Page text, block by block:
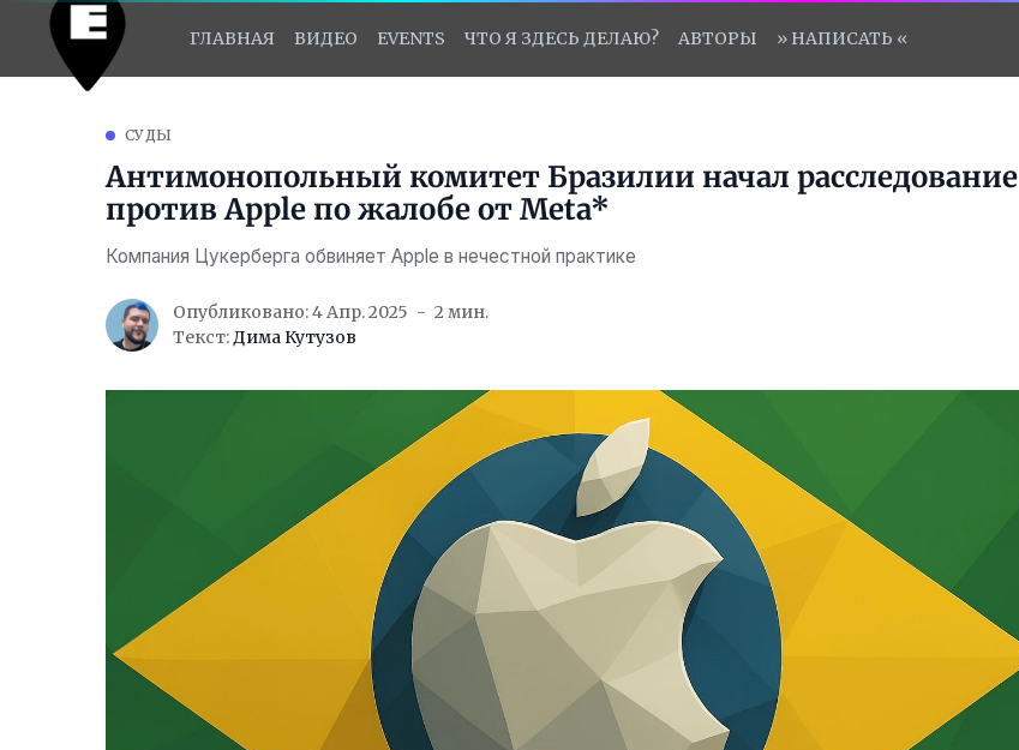
ГЛАВНАЯ ВИДЕО EVENTS ЧТО Я ЗДЕСЬ ДЕЛАЮ? АВТОРЫ » НАПИСАТЬ «
СУДЫ
Антимонопольный комитет Бразилии начал расследование
против Apple по жалобе от Meta*
Компания Цукерберга обвиняет Apple в нечестной практике
Опубликовано: 4 Апр. 2025
2 мин.
Текст:Дима Кутузов